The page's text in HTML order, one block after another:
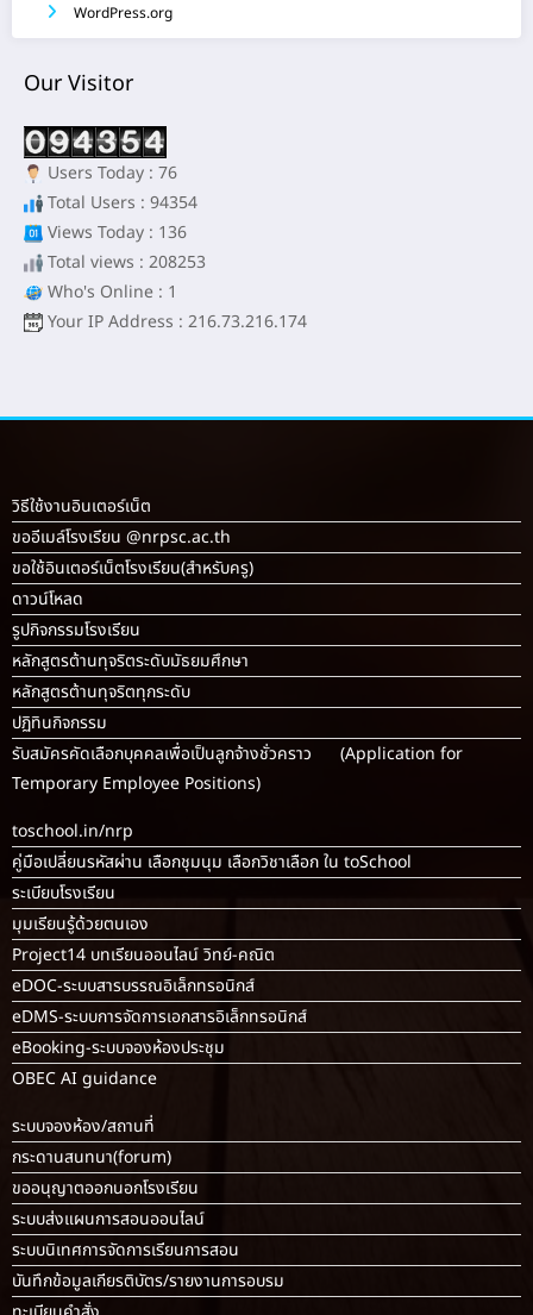
WordPress.org
Our Visitor
Users Today : 76
Total Users : 94354
Views Today : 136
Total views : 208253
Who's Online : 1
Your IP Address : 216.73.216.174
วิธีใช้งานอินเตอร์เน็ต
ขออีเมล์โรงเรียน @nrpsc.ac.th
ขอใช้อินเตอร์เน็ตโรงเรียน(สำหรับครู)
ดาวน์โหลด
รูปกิจกรรมโรงเรียน
หลักสูตรต้านทุจริตระดับมัธยมศึกษา
หลักสูตรต้านทุจริตทุกระดับ
ปฏิทินกิจกรรม
รับสมัครคัดเลือกบุคคลเพื่อเป็นลูกจ้างชั่วคราว (Application for
Temporary Employee Positions)
toschool.in/nrp
คู่มือเปลี่ยนรหัสผ่าน เลือกชุมนุม เลือกวิชาเลือก ใน toSchool
ระเบียบโรงเรียน
มุมเรียนรู้ด้วยตนเอง
Project14 บทเรียนออนไลน์ วิทย์-คณิต
eDOC-ระบบสารบรรณอิเล็กทรอนิกส์
eDMS-ระบบการจัดการเอกสารอิเล็กทรอนิกส์
eBooking-ระบบจองห้องประชุม
OBEC AI guidance
ระบบจองห้อง/สถานที่
กระดานสนทนา(forum)
ขออนุญาตออกนอกโรงเรียน
ระบบส่งแผนการสอนออนไลน์
ระบบนิเทศการจัดการเรียนการสอน
บันทึกข้อมูลเกียรติบัตร/รายงานการอบรม